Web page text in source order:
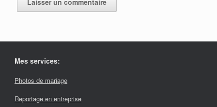
Mes services:
Photos de mariage
Reportage en entreprise